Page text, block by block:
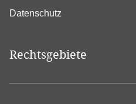
Datenschutz
Rechtsgebiete